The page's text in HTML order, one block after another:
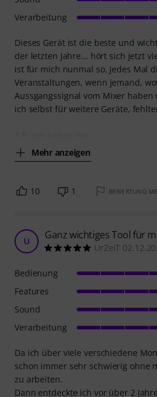
Dieses Gerät ist die beste und
der letzten Jahre... hört sich jetzt
ist für mich nunmal so. Jedes Mal
Veranstaltungen, wenn jemand,
Aussgangssignal vom Mixer haben
ich selbst für weitere Geräte,
Mehr anzeigen
Verarbeitung
10 1 BEWERTUNG
U Ganz wichtiges Tool für
UrZeiT
Da ich über viele verschiedene
schon immer sehr schwierig ohne
zu arbeiten.
Dann entdeckte ich vor über 2
Bedienung
Features
Sound
Verarbeitung